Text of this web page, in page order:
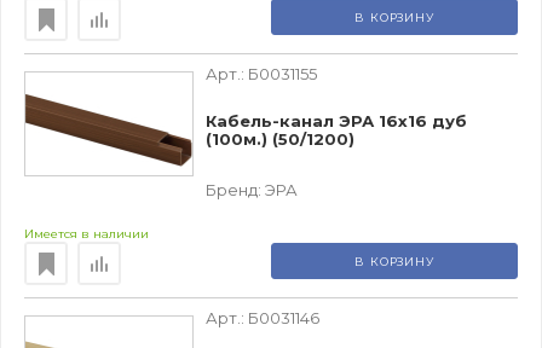
В КОРЗИНУ
Арт.: Б0031155
Кабель-канал ЭРА 16x16 дуб
(100м.) (50/1200)
Бренд: ЭРА
Имеется в наличии
В КОРЗИНУ
Арт.: Б0031146